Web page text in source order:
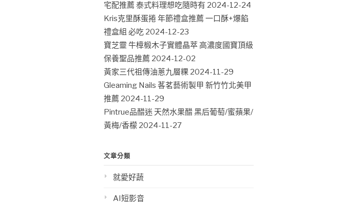
宅配推薦 泰式料理想吃隨時有 2024-12-24
Kris克里酥蛋捲 年節禮盒推薦 一口酥+爆餡
禮盒組 必吃 2024-12-23
寶芝靈 牛樟椴木子實體晶萃 高濃度國寶頂級
保養聖品推薦 2024-12-02
黃家三代祖傳油蔥九層粿 2024-11-29
Gleaming Nails 茖茗藝術製甲 新竹竹北美甲
推薦 2024-11-29
Pintrue品醋迷 天然水果醋 黑后葡萄/蜜蘋果/
黃梅/香檬 2024-11-27
文章分類
就愛好蔬
AI短影音